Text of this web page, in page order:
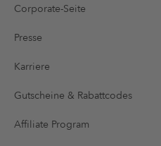
Corporate-Seite
Presse
Karriere
Gutscheine & Rabattcodes
Affiliate Program